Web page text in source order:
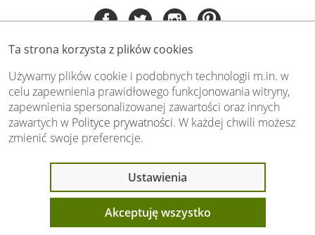
Ta strona korzysta z plików cookies
Używamy plików cookie i podobnych technologii m.in. w
celu zapewnienia prawidłowego funkcjonowania witryny,
zapewnienia spersonalizowanej zawartości oraz innych
zawartych w Polityce prywatności. W każdej chwili możesz
zmienić swoje preferencje.
Ustawienia
Akceptuję wszystko
Tel:535 505 106
(pn-pt 8.00 - 15.00)
biuro@swiat-obrazow.pl
Copyright by swiat-obrazow.pl 2026,
Wszelkie prawa zastrzeżone
Otrzymaliśmy4.89pkt. na5możliwych.
Oceń nas również Ty:
Ostatnio 10 osób
oglądało ten produkt